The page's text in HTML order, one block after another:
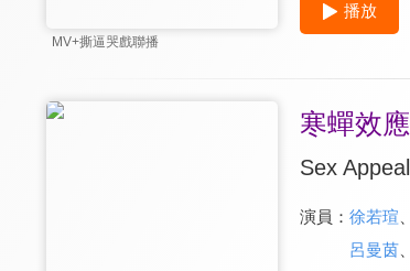
MV+撕逼哭戲聯播
播放
寒蟬效應
Sex Appeal
演員： 徐若瑄
呂曼茵、